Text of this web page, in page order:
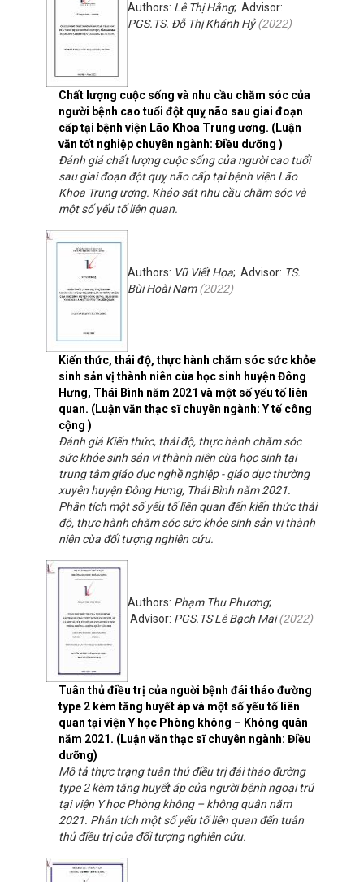
Chất lượng cuộc sống và nhu cầu chăm sóc của
người bệnh cao tuổi đột quỵ não sau giai đoạn
cấp tại bệnh viện Lão Khoa Trung ương. (Luận
văn tốt nghiệp chuyên ngành: Điều dưỡng )
Authors: Lê Thị Hằng; Advisor:
PGS.TS. Đỗ Thị Khánh Hỷ(2022)
Đánh giá chất lượng cuộc sống của người cao tuổi
sau giai đoạn đột quỵ não cấp tại bệnh viện Lão
Khoa Trung ương. Khảo sát nhu cầu chăm sóc và
một số yếu tố liên quan.
Kiến thức, thái độ, thực hành chăm sóc sức khỏe
sinh sản vị thành niên cùa học sinh huyện Đông
Hưng, Thái Bình năm 2021 và một số yếu tố liên
quan. (Luận văn thạc sĩ chuyên ngành: Y tế công
cộng )
Authors: Vũ Viết Họa; Advisor: TS.
Bùi Hoài Nam(2022)
Đánh giá Kiến thức, thái độ, thực hành chăm sóc
sức khỏe sinh sản vị thành niên cùa học sinh tại
trung tâm giáo dục nghề nghiệp - giáo dục thường
xuyên huyện Đông Hưng, Thái Bình năm 2021.
Phân tích một số yếu tố liên quan đến kiến thức thái
độ, thực hành chăm sóc sức khỏe sinh sản vị thành
niên cùa đối tượng nghiên cứu.
Tuân thủ điều trị của nguời bệnh đái tháo đường
type 2 kèm tăng huyết áp và một số yếu tố liên
quan tại viện Y học Phòng không – Không quân
năm 2021. (Luận văn thạc sĩ chuyên ngành: Điều
dưỡng)
Authors: Phạm Thu Phương;
Advisor: PGS.TS Lê Bạch Mai(2022)
Mô tả thực trạng tuân thủ điều trị đái tháo đường
type 2 kèm tăng huyết áp của người bệnh ngoại trú
tại viện Y học Phòng không – không quân năm
2021. Phân tích một số yếu tố liên quan đến tuân
thủ điều trị của đối tượng nghiên cứu.